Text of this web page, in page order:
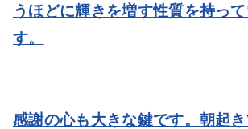
うほどに輝きを増す性質を持っ
す。
感謝の心も大きな鍵です。朝起